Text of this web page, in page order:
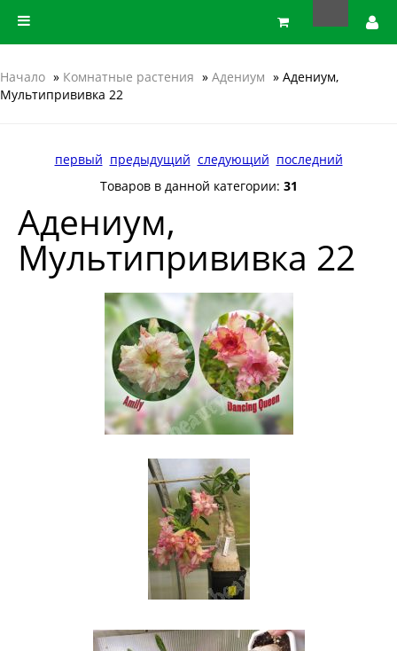
Начало » Комнатные растения » Адениум » Адениум,
Мультипрививка 22
первый предыдущий следующий последний
Товаров в данной категории: 31
Адениум,
Мультипрививка 22